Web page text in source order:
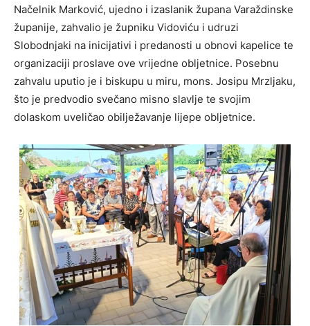
Načelnik Marković, ujedno i izaslanik župana Varaždinske
županije, zahvalio je župniku Vidoviću i udruzi
Slobodnjaki na inicijativi i predanosti u obnovi kapelice te
organizaciji proslave ove vrijedne obljetnice. Posebnu
zahvalu uputio je i biskupu u miru, mons. Josipu Mrzljaku,
što je predvodio svečano misno slavlje te svojim
dolaskom uveličao obilježavanje lijepe obljetnice.